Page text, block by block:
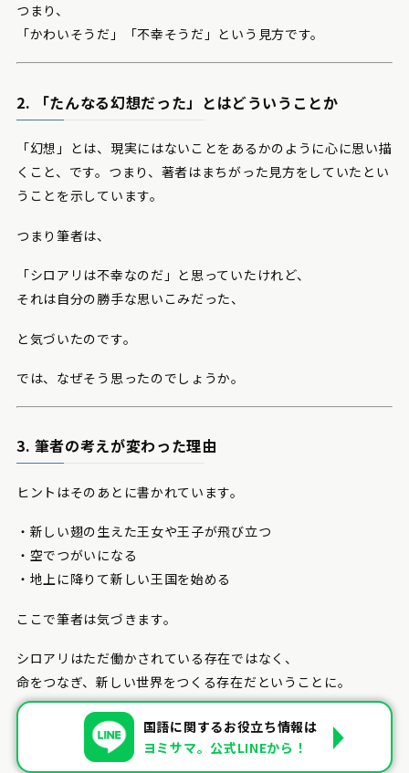
つまり、
「かわいそうだ」「不幸そうだ」という見方です。
2. 「たんなる幻想だった」とはどういうことか
「幻想」とは、現実にはないことをあるかのように心に思い描
くこと、です。つまり、著者はまちがった見方をしていたとい
うことを示しています。
つまり筆者は、
「シロアリは不幸なのだ」と思っていたけれど、
それは自分の勝手な思いこみだった、
と気づいたのです。
では、なぜそう思ったのでしょうか。
3. 筆者の考えが変わった理由
ヒントはそのあとに書かれています。
・新しい翅の生えた王女や王子が飛び立つ
・空でつがいになる
・地上に降りて新しい王国を始める
ここで筆者は気づきます。
シロアリはただ働かされている存在ではなく、
命をつなぎ、新しい世界をつくる存在だということに。
今まで「灰色で暗い社会」に見えていたものが、
実は「生命のサイクル」を支える大切な営みだったのです。
国語に関するお役立ち情報は
ヨミサマ。公式LINEから！